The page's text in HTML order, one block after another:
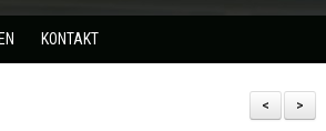
KONTAKT
>
<